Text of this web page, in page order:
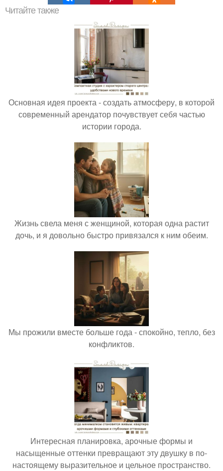
Читайте также
Основная идея проекта - создать атмосферу, в которой
современный арендатор почувствует себя частью
истории города.
Жизнь свела меня с женщиной, которая одна растит
дочь, и я довольно быстро привязался к ним обеим.
Мы прожили вместе больше года - спокойно, тепло, без
конфликтов.
Интересная планировка, арочные формы и
насыщенные оттенки превращают эту двушку в по-
настоящему выразительное и цельное пространство.